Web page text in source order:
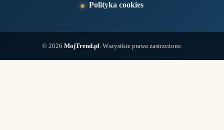
Polityka cookies
© 2026 MojTrend.pl. Wszystkie prawa zastrzeżone.